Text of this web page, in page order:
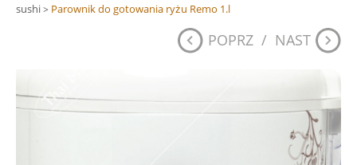
sushi> Parownik do gotowania ryżu Remo 1.l
POPRZ / NAST